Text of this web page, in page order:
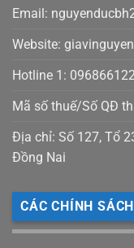
Email:
Website:
Hotline 1:
Mã số thuế/Số QĐ
Địa chỉ: Số 127, Tổ
Đồng Nai
CÁC CHÍNH SÁCH